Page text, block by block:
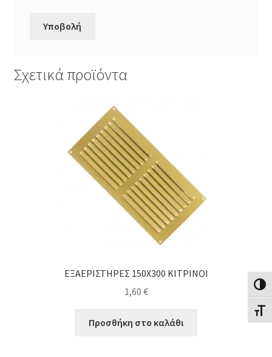
Σχετικά προϊόντα
ΕΞΑΕΡΙΣΤΗΡΕΣ 150Χ300 ΚΙΤΡΙΝΟΙ
1,60 €
Προσθήκη στο καλάθι